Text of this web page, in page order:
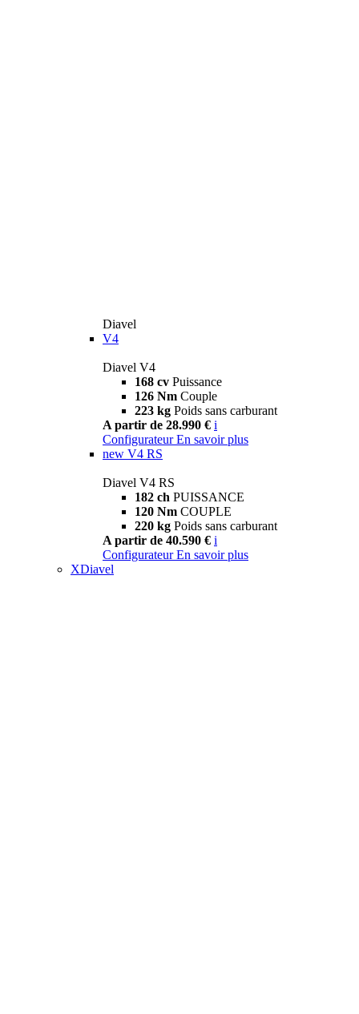
Diavel
V4
Diavel V4
168 cv Puissance
126 Nm Couple
223 kg Poids sans carburant
A partir de 28.990 € i
Configurateur En savoir plus
new V4 RS
Diavel V4 RS
182 ch PUISSANCE
120 Nm COUPLE
220 kg Poids sans carburant
A partir de 40.590 € i
Configurateur En savoir plus
XDiavel